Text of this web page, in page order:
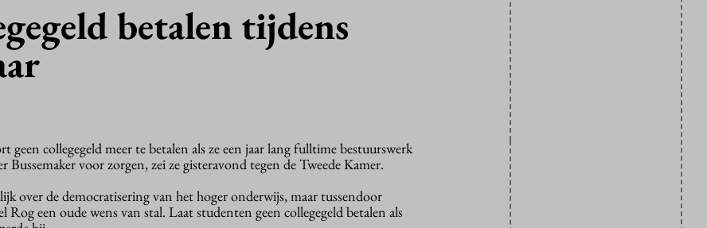
betalen tijdens
collegegeld meer te betalen als ze een jaar lang fulltime bestuurswerk
voor zorgen, zei ze gisteravond tegen de Tweede Kamer.
over de democratisering van het hoger onderwijs, maar tussendoor
een oude wens van stal. Laat studenten geen collegegeld betalen als